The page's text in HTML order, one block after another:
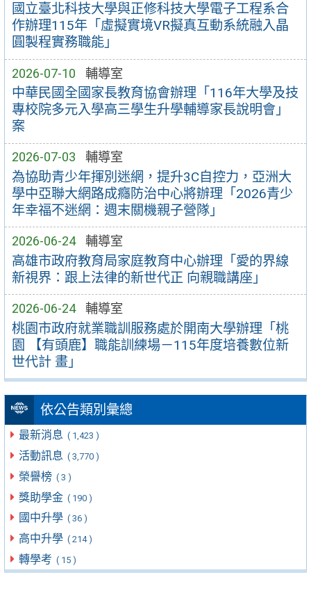
國立臺北科技大學與正修科技大學電子工程系合
作辦理115年「虛擬實境VR擬真互動系統融入晶
圓製程實務職能」
2026-07-10 輔導室
中華民國全國家長教育協會辦理「116年大學及技
專校院多元入學高三學生升學輔導家長說明會」
案
2026-07-03 輔導室
為協助青少年揮別迷網，提升3C自控力，亞洲大
學中亞聯大網路成癮防治中心將辦理「2026青少
年幸福不迷網：週末關機親子營隊」
2026-06-24 輔導室
高雄市政府教育局家庭教育中心辦理「愛的界線
新視界：跟上法律的新世代正 向親職講座」
2026-06-24 輔導室
桃園市政府就業職訓服務處於開南大學辦理「桃
園 【有頭鹿】職能訓練場－115年度培養數位新
世代計 畫」
依公告類別彙總
最新消息 ( 1,423 )
活動訊息 ( 3,770 )
榮譽榜 ( 3 )
獎助學金 ( 190 )
國中升學 ( 36 )
高中升學 ( 214 )
轉學考 ( 15 )